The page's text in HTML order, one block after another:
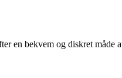
en bekvem og diskret